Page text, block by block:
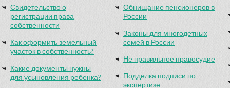
Свидетельство о
регистрации права
собственности
Как оформить земельный
участок в собственность?
Какие документы нужны
для усыновления ребенка?
Обнищание пенсионеров в
России
Законы для многодетных
семей в России
Не правильное правосудие
Подделка подписи по
экспертизе